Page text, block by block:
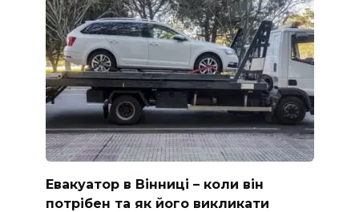
Евакуатор в Вінниці – коли він
потрібен та як його викликати